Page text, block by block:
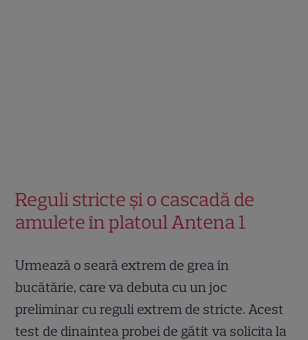
Reguli stricte și o cascadă de
amulete în platoul Antena 1
Urmează o seară extrem de grea în
bucătărie, care va debuta cu un joc
preliminar cu reguli extrem de stricte. Acest
test de dinaintea probei de gătit va solicita la